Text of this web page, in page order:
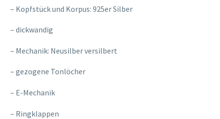
– Kopfstück und Korpus: 925er Silber
– dickwandig
– Mechanik: Neusilber versilbert
– gezogene Tonlöcher
– E-Mechanik
– Ringklappen